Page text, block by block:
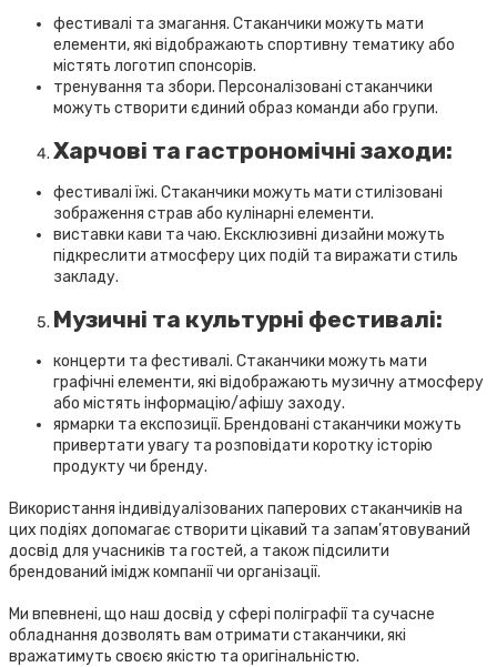
фестивалі та змагання. Стаканчики можуть мати
елементи, які відображають спортивну тематику або
містять логотип спонсорів.
тренування та збори. Персоналізовані стаканчики
можуть створити єдиний образ команди або групи.
Харчові та гастрономічні заходи:
фестивалі їжі. Стаканчики можуть мати стилізовані
зображення страв або кулінарні елементи.
виставки кави та чаю. Ексклюзивні дизайни можуть
підкреслити атмосферу цих подій та виражати стиль
закладу.
Музичні та культурні фестивалі:
концерти та фестивалі. Стаканчики можуть мати
графічні елементи, які відображають музичну атмосферу
або містять інформацію/афішу заходу.
ярмарки та експозиції. Брендовані стаканчики можуть
привертати увагу та розповідати коротку історію
продукту чи бренду.
Використання індивідуалізованих паперових стаканчиків на
цих подіях допомагає створити цікавий та запам’ятовуваний
досвід для учасників та гостей, а також підсилити
брендований імідж компанії чи організації.
Ми впевнені, що наш досвід у сфері поліграфії та сучасне
обладнання дозволять вам отримати стаканчики, які
вражатимуть своєю якістю та оригінальністю.